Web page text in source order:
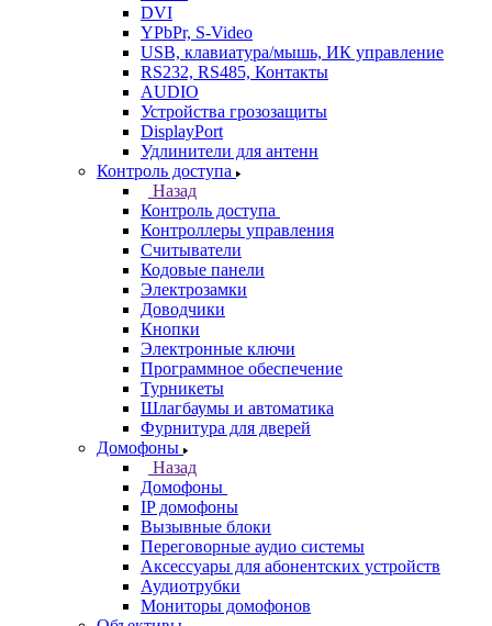
DVI
YPbPr, S-Video
USB, клавиатура/мышь, ИК управление
RS232, RS485, Контакты
AUDIO
Устройства грозозащиты
DisplayPort
Удлинители для антенн
Контроль доступа
Назад
Контроль доступа
Контроллеры управления
Считыватели
Кодовые панели
Электрозамки
Доводчики
Кнопки
Электронные ключи
Программное обеспечение
Турникеты
Шлагбаумы и автоматика
Фурнитура для дверей
Домофоны
Назад
Домофоны
IP домофоны
Вызывные блоки
Переговорные аудио системы
Аксессуары для абонентских устройств
Аудиотрубки
Мониторы домофонов